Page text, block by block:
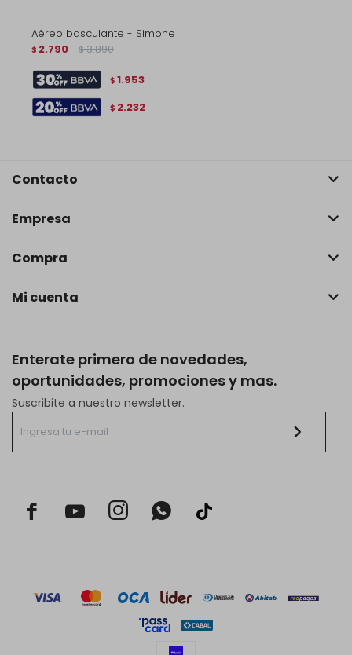
Aéreo basculante - Simone
$ 2.790 $ 3.890
$ 1.953
$ 2.232
Enterate primero de novedades,
oportunidades, promociones y mas.
Suscribite a nuestro newsletter.
  
Contacto
Empresa
Compra
Mi cuenta